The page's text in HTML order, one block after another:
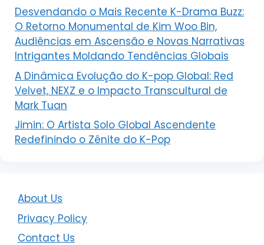
Desvendando o Mais Recente K-Drama Buzz:
O Retorno Monumental de Kim Woo Bin,
Audiências em Ascensão e Novas Narrativas
Intrigantes Moldando Tendências Globais
A Dinâmica Evolução do K-pop Global: Red
Velvet, NEXZ e o Impacto Transcultural de
Mark Tuan
Jimin: O Artista Solo Global Ascendente
Redefinindo o Zênite do K-Pop
About Us
Privacy Policy
Contact Us